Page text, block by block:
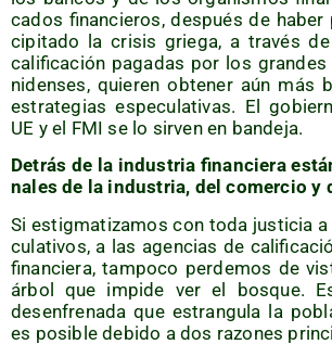
ca­dos finan­cie­ros, des­pués de
ci­pi­ta­do la cri­sis grie­ga, a tra­vés
cali­fi­ca­ción paga­das por los
ni­den­ses, quie­ren obte­ner aún más
estra­te­gias espe­cu­la­ti­vas. El
UE y el FMI se lo sir­ven en bandeja.
Detrás de la indus­tria finan­cie­ra
na­les de la indus­tria, del comer­cio y
Si estig­ma­ti­za­mos con toda jus­ti­cia
cu­la­ti­vos, a las agen­cias de
finan­cie­ra, tam­po­co per­de­mos de
árbol que impi­de ver el bos­que.
desen­fre­na­da que estran­gu­la la
es posi­ble debi­do a dos razo­nes